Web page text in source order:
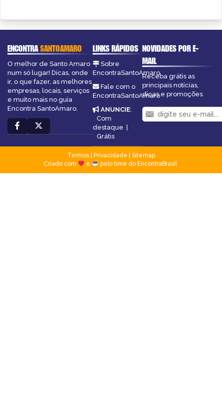
ENCONTRASANTOAMARO
O melhor de Santo Amaro
num só lugar! Dicas, onde
ir, o que fazer, as melhores
empresas, locais, serviços
e muito mais no guia
Encontra SantoAmaro.
LINKS RÁPIDOS
Sobre
EncontraSantoAmaro
Fale com o
EncontraSantoAmaro
ANUNCIE:
Com
destaque |
Grátis
NOVIDADES POR E-
MAIL
Receba grátis as
principais notícias,
dicas e promoções
Termos| Privacidade
Sitemap
Criado com
e pelo time do EncontraBrasil